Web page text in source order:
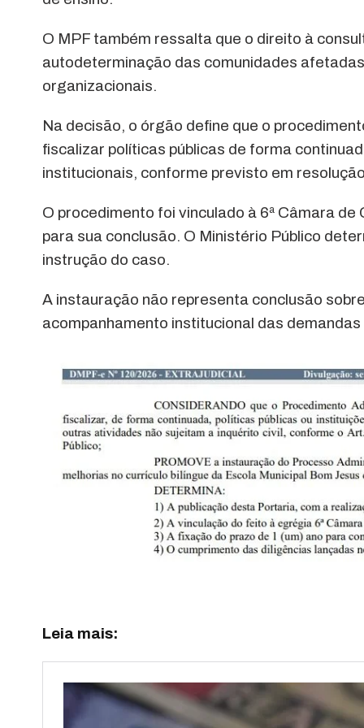
O MPF também ressalta que o direito à
autodeterminação das comunidades
organizacionais.
Na decisão, o órgão define que o
fiscalizar políticas públicas de forma
institucionais, conforme previsto em
O procedimento foi vinculado à 6ª Câmara
para sua conclusão. O Ministério Público
instrução do caso.
A instauração não representa conclusão
acompanhamento institucional das
Leia mais: